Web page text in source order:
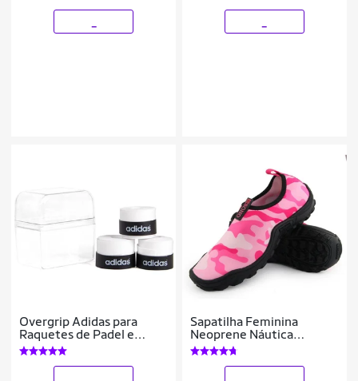
Overgrip Adidas para
Raquetes de Padel e
Beach Tennis Pack com
03 Unidades - Branco
Sapatilha Feminina
Neoprene Náutica
Aquática Bono
Impermeável Trilha
Cachoeira Beach Tennis